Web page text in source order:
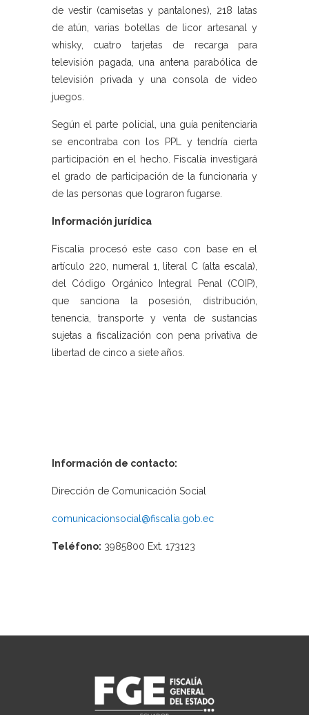
de vestir (camisetas y pantalones), 218 latas
de atún, varias botellas de licor artesanal y
whisky, cuatro tarjetas de recarga para
televisión pagada, una antena parabólica de
televisión privada y una consola de video
juegos.
Según el parte policial, una guía penitenciaria
se encontraba con los PPL y tendría cierta
participación en el hecho. Fiscalía investigará
el grado de participación de la funcionaria y
de las personas que lograron fugarse.
Información jurídica
Fiscalía procesó este caso con base en el
artículo 220, numeral 1, literal C (alta escala),
del Código Orgánico Integral Penal (COIP),
que sanciona la posesión, distribución,
tenencia, transporte y venta de sustancias
sujetas a fiscalización con pena privativa de
libertad de cinco a siete años.
Información de contacto:
Dirección de Comunicación Social
comunicacionsocial@fiscalia.gob.ec
Teléfono: 3985800 Ext. 173123